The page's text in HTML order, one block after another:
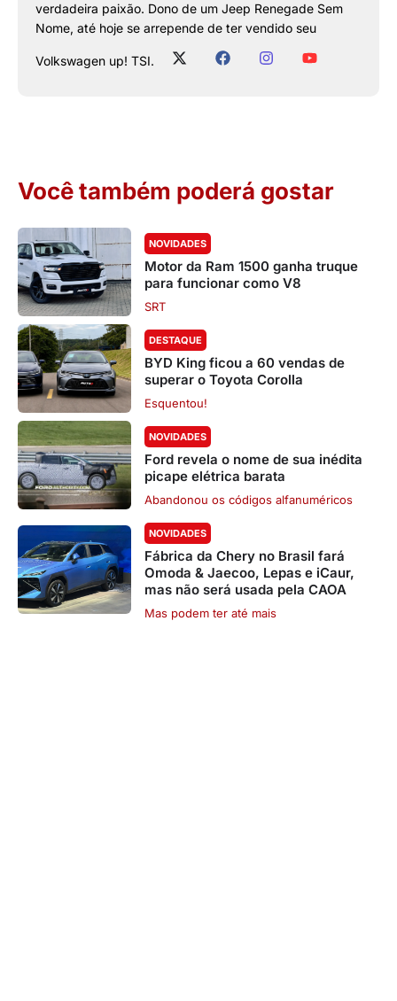
verdadeira paixão. Dono de um Jeep Renegade Sem
Nome, até hoje se arrepende de ter vendido seu
Volkswagen up! TSI.
Você também poderá gostar
NOVIDADES
Motor da Ram 1500 ganha truque
para funcionar como V8
SRT
DESTAQUE
BYD King ficou a 60 vendas de
superar o Toyota Corolla
Esquentou!
NOVIDADES
Ford revela o nome de sua inédita
picape elétrica barata
Abandonou os códigos alfanuméricos
NOVIDADES
Fábrica da Chery no Brasil fará
Omoda & Jaecoo, Lepas e iCaur,
mas não será usada pela CAOA
Mas podem ter até mais